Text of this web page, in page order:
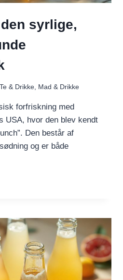
syrlige,
& Drikke, Mad & Drikke
forfriskning med
USA, hvor den blev kendt
Den består af
og er både